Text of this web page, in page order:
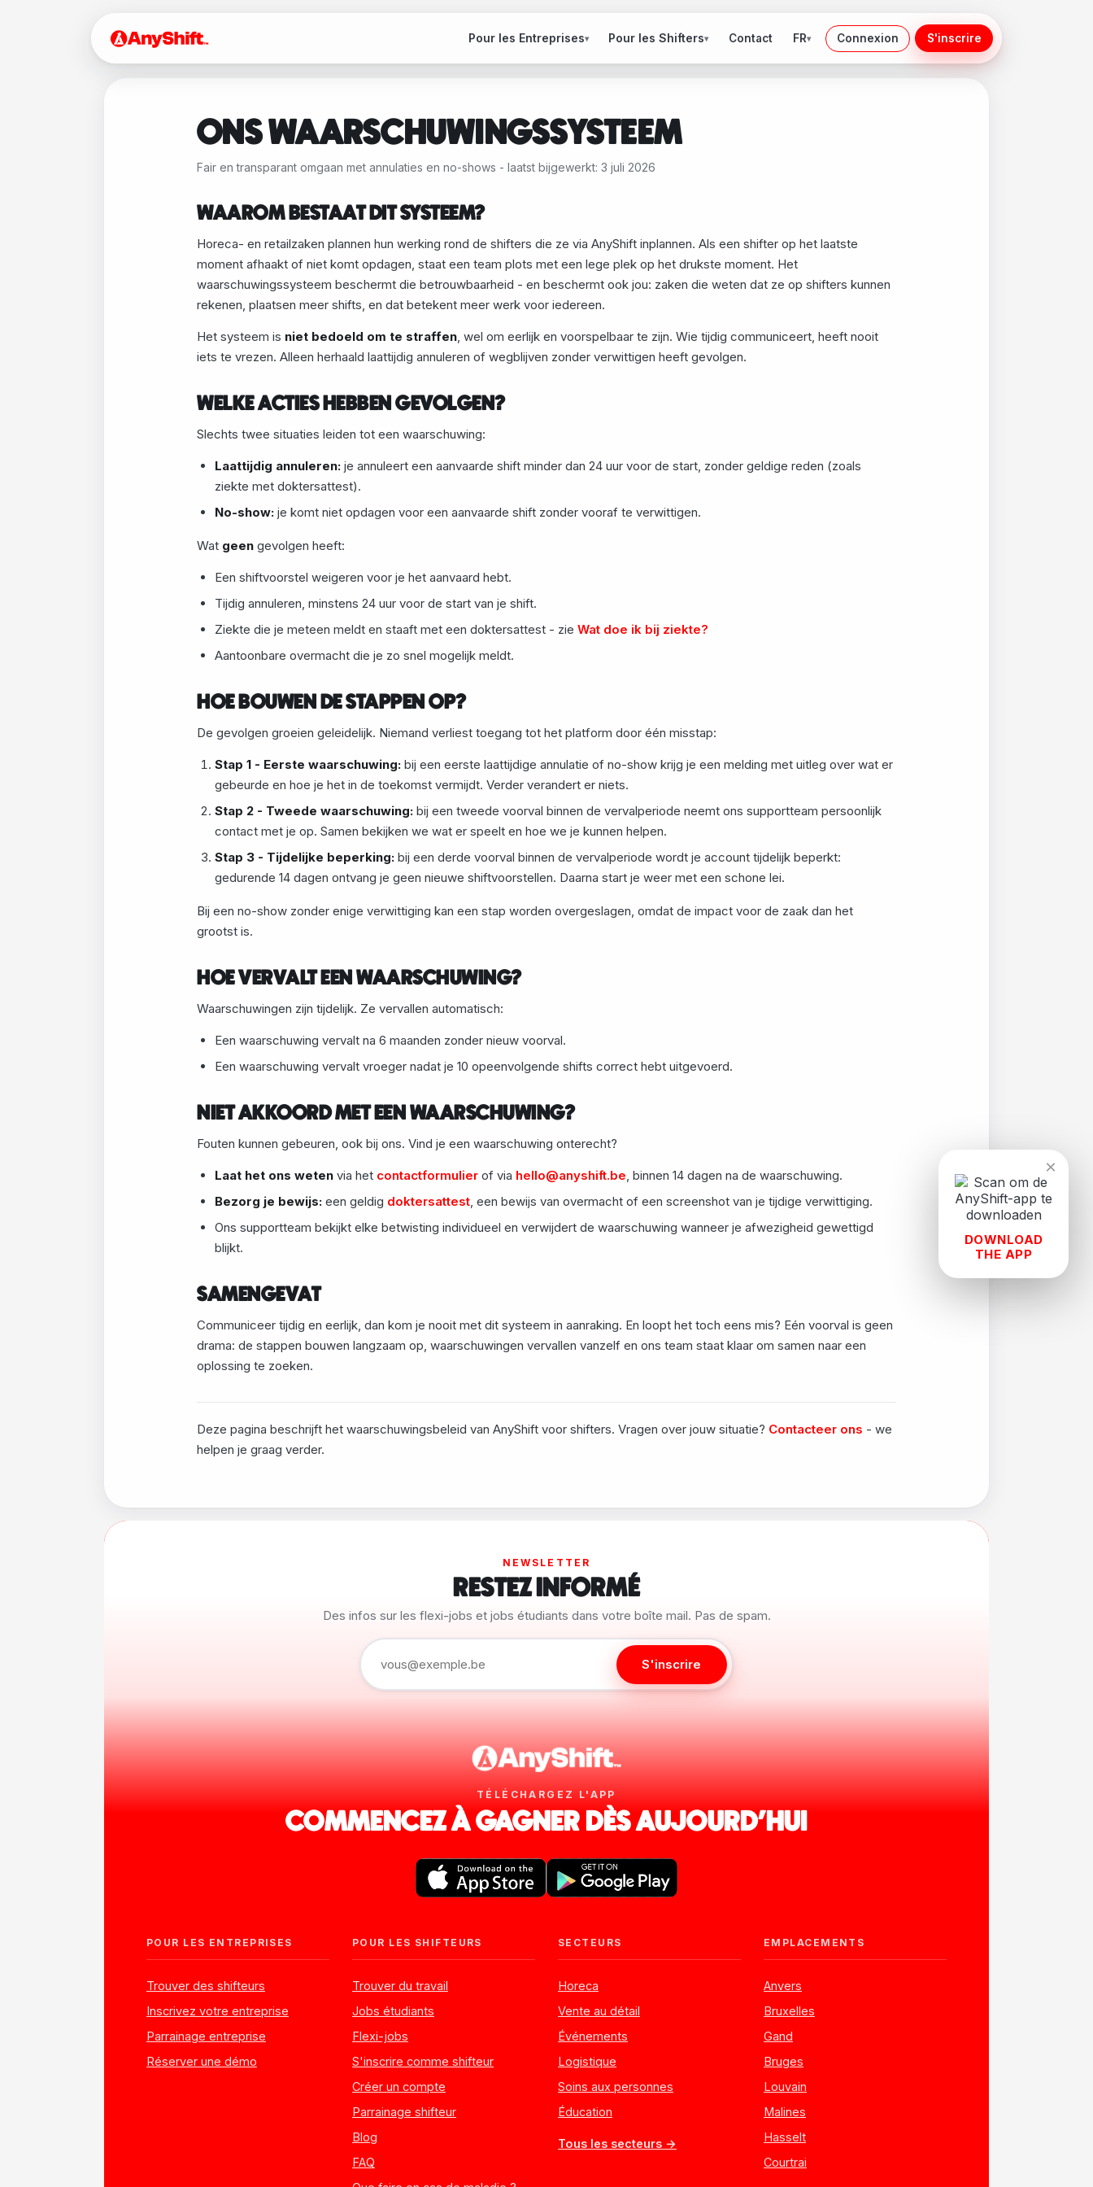
Pour les Entreprises▾ Pour les Shifters▾ Contact FR▾ Connexion S'inscrire
ONS WAARSCHUWINGSSYSTEEM
Fair en transparant omgaan met annulaties en no-shows - laatst bijgewerkt: 3 juli 2026
WAAROM BESTAAT DIT SYSTEEM?
Horeca- en retailzaken plannen hun werking rond de shifters die ze via AnyShift inplannen. Als een shifter op het laatste
moment afhaakt of niet komt opdagen, staat een team plots met een lege plek op het drukste moment. Het
waarschuwingssysteem beschermt die betrouwbaarheid - en beschermt ook jou: zaken die weten dat ze op shifters kunnen
rekenen, plaatsen meer shifts, en dat betekent meer werk voor iedereen.
Het systeem is niet bedoeld om te straffen , wel om eerlijk en voorspelbaar te zijn. Wie tijdig communiceert, heeft nooit
iets te vrezen. Alleen herhaald laattijdig annuleren of wegblijven zonder verwittigen heeft gevolgen.
WELKE ACTIES HEBBEN GEVOLGEN?
Slechts twee situaties leiden tot een waarschuwing:
Laattijdig annuleren: je annuleert een aanvaarde shift minder dan 24 uur voor de start, zonder geldige reden (zoals
ziekte met doktersattest).
No-show: je komt niet opdagen voor een aanvaarde shift zonder vooraf te verwittigen.
Wat geen gevolgen heeft:
Een shiftvoorstel weigeren voor je het aanvaard hebt.
Tijdig annuleren, minstens 24 uur voor de start van je shift.
Ziekte die je meteen meldt en staaft met een doktersattest - zie Wat doe ik bij ziekte?
Aantoonbare overmacht die je zo snel mogelijk meldt.
HOE BOUWEN DE STAPPEN OP?
De gevolgen groeien geleidelijk. Niemand verliest toegang tot het platform door één misstap:
Stap 1 - Eerste waarschuwing: bij een eerste laattijdige annulatie of no-show krijg je een melding met uitleg over wat er
gebeurde en hoe je het in de toekomst vermijdt. Verder verandert er niets.
Stap 2 - Tweede waarschuwing: bij een tweede voorval binnen de vervalperiode neemt ons supportteam persoonlijk
contact met je op. Samen bekijken we wat er speelt en hoe we je kunnen helpen.
Stap 3 - Tijdelijke beperking: bij een derde voorval binnen de vervalperiode wordt je account tijdelijk beperkt:
gedurende 14 dagen ontvang je geen nieuwe shiftvoorstellen. Daarna start je weer met een schone lei.
Bij een no-show zonder enige verwittiging kan een stap worden overgeslagen, omdat de impact voor de zaak dan het
grootst is.
HOE VERVALT EEN WAARSCHUWING?
Waarschuwingen zijn tijdelijk. Ze vervallen automatisch:
Een waarschuwing vervalt na 6 maanden zonder nieuw voorval.
Een waarschuwing vervalt vroeger nadat je 10 opeenvolgende shifts correct hebt uitgevoerd.
NIET AKKOORD MET EEN WAARSCHUWING?
Fouten kunnen gebeuren, ook bij ons. Vind je een waarschuwing onterecht?
Laat het ons weten via het contactformulier of via hello@anyshift.be , binnen 14 dagen na de waarschuwing.
Bezorg je bewijs: een geldig doktersattest , een bewijs van overmacht of een screenshot van je tijdige verwittiging.
Ons supportteam bekijkt elke betwisting individueel en verwijdert de waarschuwing wanneer je afwezigheid gewettigd
blijkt.
SAMENGEVAT
Communiceer tijdig en eerlijk, dan kom je nooit met dit systeem in aanraking. En loopt het toch eens mis? Eén voorval is geen
drama: de stappen bouwen langzaam op, waarschuwingen vervallen vanzelf en ons team staat klaar om samen naar een
oplossing te zoeken.
Deze pagina beschrijft het waarschuwingsbeleid van AnyShift voor shifters. Vragen over jouw situatie? Contacteer ons - we
helpen je graag verder.
NEWSLETTER
RESTEZ INFORMÉ
Des infos sur les flexi-jobs et jobs étudiants dans votre boîte mail. Pas de spam.
S'inscrire
TÉLÉCHARGEZ L'APP
COMMENCEZ À GAGNER DÈS AUJOURD'HUI
POUR LES ENTREPRISES
Trouver des shifteurs
Inscrivez votre entreprise
Parrainage entreprise
Réserver une démo
POUR LES SHIFTEURS
Trouver du travail
Jobs étudiants
Flexi-jobs
S'inscrire comme shifteur
Créer un compte
Parrainage shifteur
Blog
FAQ
SECTEURS
Horeca
Vente au détail
Événements
Logistique
Soins aux personnes
Éducation
Tous les secteurs →
EMPLACEMENTS
Anvers
Bruxelles
Gand
Bruges
Louvain
Malines
Hasselt
Courtrai
×
DOWNLOAD
THE APP